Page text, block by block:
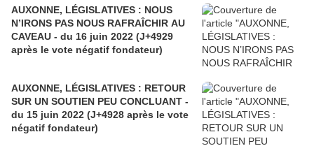
AUXONNE, LÉGISLATIVES : NOUS
N’IRONS PAS NOUS RAFRAÎCHIR AU
CAVEAU - du 16 juin 2022 (J+4929
après le vote négatif fondateur)
AUXONNE, LÉGISLATIVES : RETOUR
SUR UN SOUTIEN PEU CONCLUANT -
du 15 juin 2022 (J+4928 après le vote
négatif fondateur)